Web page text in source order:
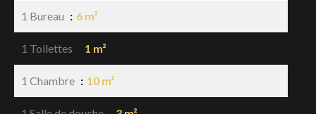
1 Bureau 6 m²
1 Toilettes 1 m²
1 Chambre 10 m²